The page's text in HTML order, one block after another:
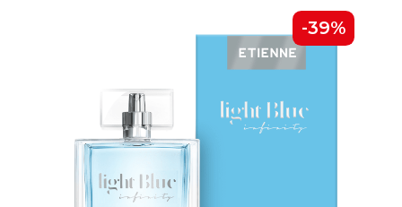
-39%